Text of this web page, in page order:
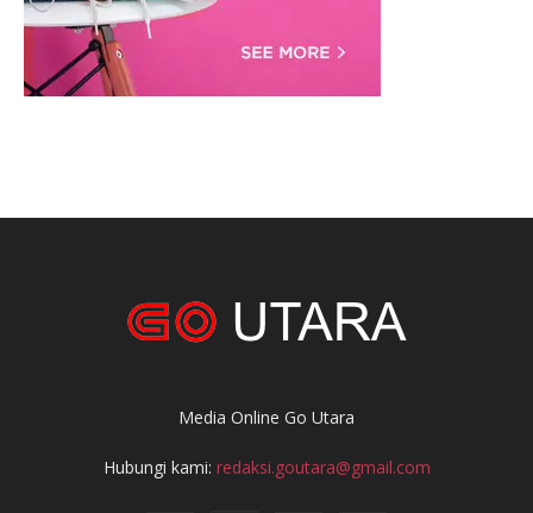
Media Online Go Utara
Hubungi kami: redaksi.goutara@gmail.com